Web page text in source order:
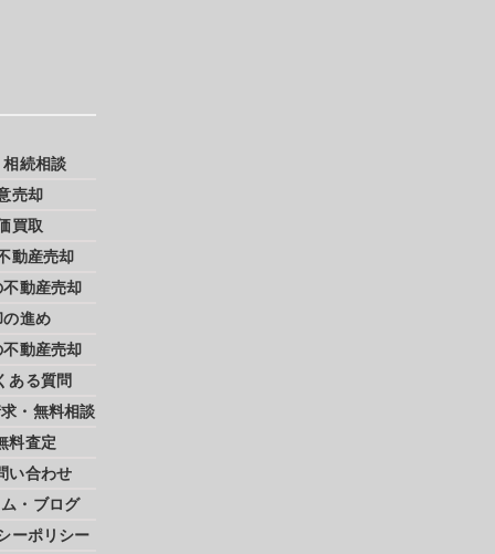
続相談
売却
買取
動産売却
動産売却
の進め
動産売却
ある質問
・無料相談
料査定
い合わせ
・ブログ
ーポリシー